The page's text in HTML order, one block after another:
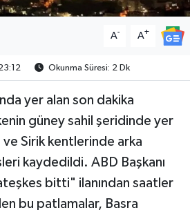
A- A+
Okunma Süresi: 2 Dk
yer alan son dakika
güney sahil şeridinde yer
Sirik kentlerinde arka
kaydedildi. ABD Başkanı
bitti" ilanından saatler
bu patlamalar, Basra